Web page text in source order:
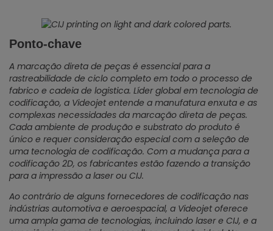
Ponto-chave
A marcação direta de peças é essencial para a
rastreabilidade de ciclo completo em todo o processo de
fabrico e cadeia de logistica. Líder global em tecnologia de
codificação, a Videojet entende a manufatura enxuta e as
complexas necessidades da marcação direta de peças.
Cada ambiente de produção e substrato do produto é
único e requer consideração especial com a seleção de
uma tecnologia de codificação. Com a mudança para a
codificação 2D, os fabricantes estão fazendo a transição
para a impressão a laser ou CIJ.
Ao contrário de alguns fornecedores de codificação nas
indústrias automotiva e aeroespacial, a Videojet oferece
uma ampla gama de tecnologias, incluindo laser e CIJ, e a